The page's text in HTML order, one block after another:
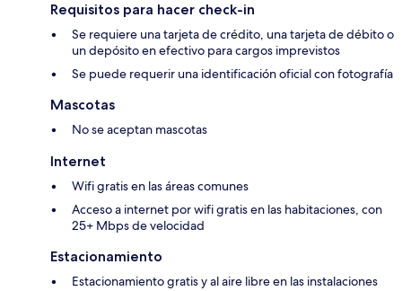
Requisitos para hacer check-in
Se requiere una tarjeta de crédito, una tarjeta de débito o
un depósito en efectivo para cargos imprevistos
Se puede requerir una identificación oficial con fotografía
Mascotas
No se aceptan mascotas
Internet
Wifi gratis en las áreas comunes
Acceso a internet por wifi gratis en las habitaciones, con
25+ Mbps de velocidad
Estacionamiento
Estacionamiento gratis y al aire libre en las instalaciones